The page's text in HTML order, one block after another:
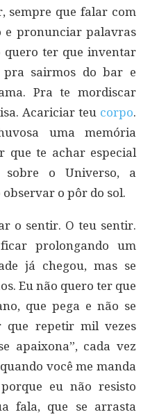
sempre que falar com
e pronunciar palavras
quero ter que inventar
pra sairmos do bar e
Pra te mordiscar
Acariciar teu corpo.
uma memória
que te achar especial
o Universo, a
o pôr do sol.
o sentir. O teu sentir.
prolongando um
já chegou, mas se
Eu não quero ter que
que pega e não se
que repetir mil vezes
apaixona”, cada vez
você me manda
eu não resisto
fala, que se arrasta